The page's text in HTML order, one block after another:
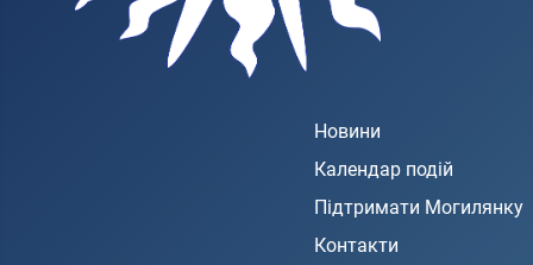
Новини
Календар подій
Підтримати Могилянку
Контакти